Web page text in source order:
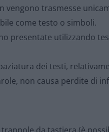
vengono trasmesse
come testo o simboli.
presentate utilizzando
dei testi,
non causa perdite di